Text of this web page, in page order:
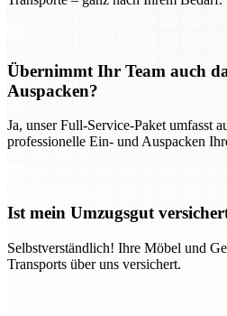
Übernimmt Ihr Team auch
Auspacken?
Ja, unser Full-Service-Paket umfasst
professionelle Ein- und Auspacken
Ist mein Umzugsgut
Selbstverständlich! Ihre Möbel und
Transports über uns versichert.